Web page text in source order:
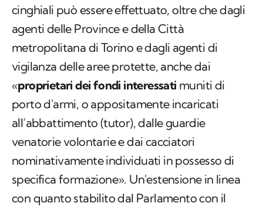
cinghiali può essere effettuato, oltre che dagli
agenti delle Province e della Città
metropolitana di Torino e dagli agenti di
vigilanza delle aree protette, anche dai
«proprietari dei fondi interessati muniti di
porto d'armi, o appositamente incaricati
all’abbattimento (tutor), dalle guardie
venatorie volontarie e dai cacciatori
nominativamente individuati in possesso di
specifica formazione». Un'estensione in linea
con quanto stabilito dal Parlamento con il